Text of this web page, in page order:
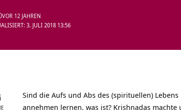
3. JULI 2018 13:56
VOR 12 JAHREN
Sind die Aufs und Abs des (spirituellen) Lebens
annehmen lernen, was ist? Krishnadas machte